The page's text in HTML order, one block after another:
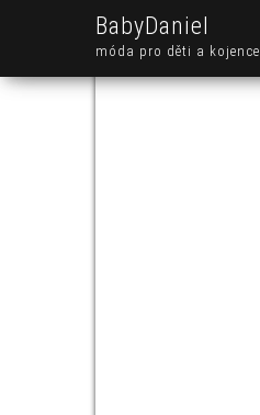
BabyDaniel
móda pro děti a kojence